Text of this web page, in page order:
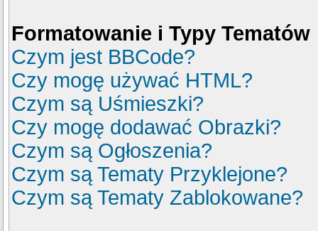
Formatowanie i Typy Tematów
Czym jest BBCode?
Czy mogę używać HTML?
Czym są Uśmieszki?
Czy mogę dodawać Obrazki?
Czym są Ogłoszenia?
Czym są Tematy Przyklejone?
Czym są Tematy Zablokowane?